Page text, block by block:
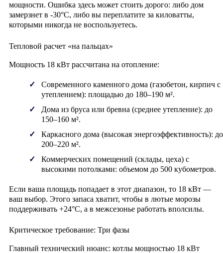
мощности. Ошибка здесь может стоить дорого: либо дом
замерзнет в -30°C, либо вы переплатите за киловатты,
которыми никогда не воспользуетесь.
Тепловой расчет «на пальцах»
Мощность 18 кВт рассчитана на отопление:
Современного каменного дома (газобетон, кирпич с
утеплением): площадью до 180–190 м².
Дома из бруса или бревна (среднее утепление): до
150–160 м².
Каркасного дома (высокая энергоэффективность): до
200–220 м².
Коммерческих помещений (склады, цеха) с
высокими потолками: объемом до 500 кубометров.
Если ваша площадь попадает в этот диапазон, то 18 кВт —
ваш выбор. Этого запаса хватит, чтобы в лютые морозы
поддерживать +24°C, а в межсезонье работать вполсилы.
Критическое требование: Три фазы
Главный технический нюанс: котлы мощностью 18 кВт